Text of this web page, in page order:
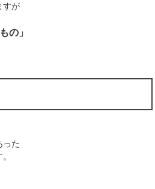
すが
の」
った